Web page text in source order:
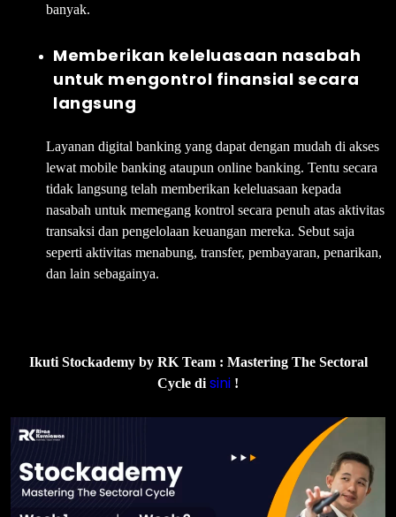
banyak.
Memberikan keleluasaan nasabah
untuk mengontrol finansial secara
langsung
Layanan digital banking yang dapat dengan mudah di akses
lewat mobile banking ataupun online banking. Tentu secara
tidak langsung telah memberikan keleluasaan kepada
nasabah untuk memegang kontrol secara penuh atas aktivitas
transaksi dan pengelolaan keuangan mereka. Sebut saja
seperti aktivitas menabung, transfer, pembayaran, penarikan,
dan lain sebagainya.
Ikuti Stockademy by RK Team : Mastering The Sectoral
Cycle di sini !